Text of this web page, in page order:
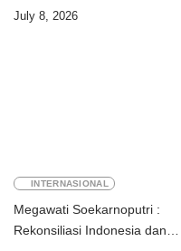
“Kalian perkuat ekonomi dua
July 8, 2026
INTERNASIONAL
Megawati Soekarnoputri :
Rekonsiliasi Indonesia dan